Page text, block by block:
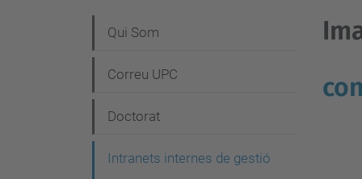
a
v
g
Qui Som
Correu UPC
Doctorat
Intranets internes de gestió